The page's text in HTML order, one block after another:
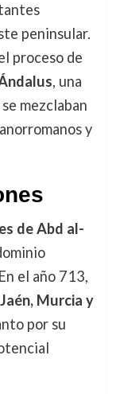
peninsular.
proceso de
, una
mezclaban
y
de Abd al-
el año 713,
Jaén, Murcia y
por su